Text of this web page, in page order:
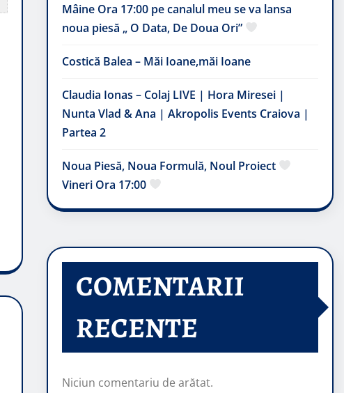
Mâine Ora 17:00 pe canalul meu se va lansa
noua piesă „ O Data, De Doua Ori”
Costică Balea – Măi Ioane,măi Ioane
Claudia Ionas – Colaj LIVE | Hora Miresei |
Nunta Vlad & Ana | Akropolis Events Craiova |
Partea 2
Noua Piesă, Noua Formulă, Noul Proiect
Vineri Ora 17:00
COMENTARII
RECENTE
Niciun comentariu de arătat.